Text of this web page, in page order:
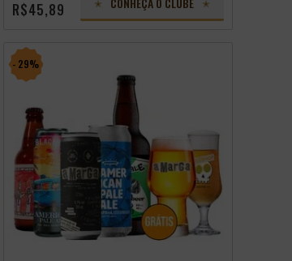
R$45,89
- 29%